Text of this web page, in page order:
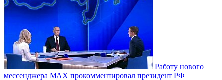
Работу нового
мессенджера MAX прокомментировал президент РФ